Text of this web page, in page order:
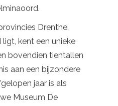
Drenthe,
ligt, kent een unieke
bovendien tientallen
aan een bijzondere
jaar is als
Museum De